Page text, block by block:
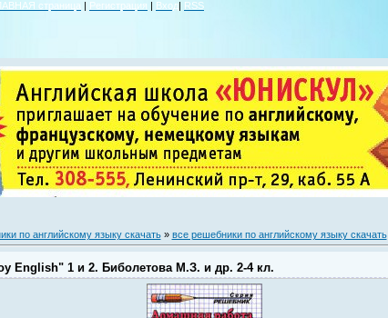
страница | Регистрация | Вход| RSS
по английскому языку скачать» все решебники по английскому языку скачать
English" 1 и 2. Биболетова М.З. и др. 2-4 кл.